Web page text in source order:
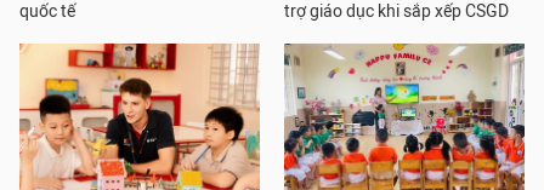
quốc tế
trợ giáo dục khi sắp xếp CSGD